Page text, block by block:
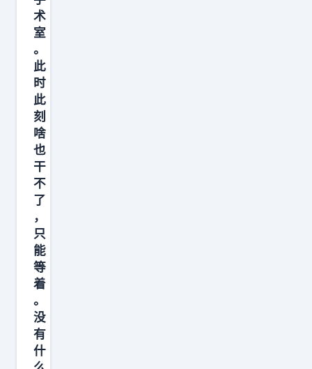
事
人
老
板
努
力
让
员
工
开
路
虎
，
术
室
。
此
时
此
刻
啥
也
干
不
了
，
只
能
等
着
。
没
有
什